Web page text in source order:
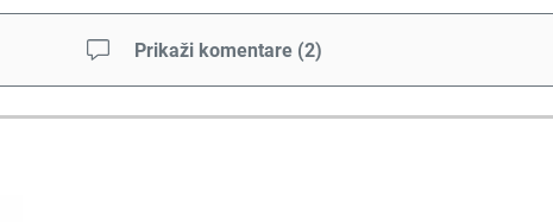
Prikaži komentare (2)